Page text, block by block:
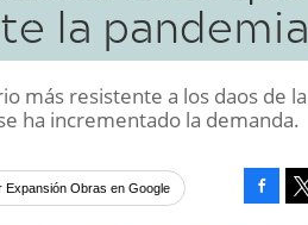
la pandemia
más resistente a los daos de la
ha incrementado la demanda.
Expansión Obras en Google